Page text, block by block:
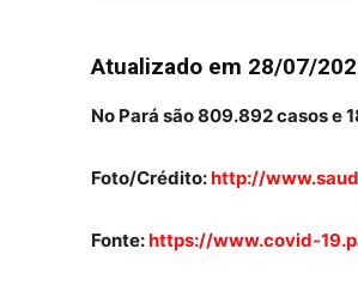
Atualizado em 28/07/
No Pará são809.892casos e
Foto/Crédito:http://
Fonte:https://www.covid-